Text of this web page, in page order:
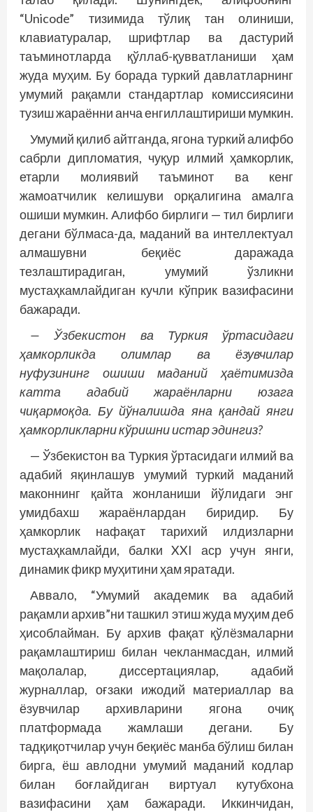
“Unicode” тизимида тўлиқ тан олиниши,
клавиатуралар, шрифтлар ва дастурий
таъминотларда қўллаб-қувватланиши ҳам
жуда муҳим. Бу борада туркий давлатларнинг
умумий рақамли стандартлар комиссиясини
тузиш жараённи анча енгиллаштириши мумкин.
Умумий қилиб айтганда, ягона туркий алифбо
сабрли дипломатия, чуқур илмий ҳамкорлик,
етарли молиявий таъминот ва кенг
жамоатчилик келишуви орқалигина амалга
ошиши мумкин. Алифбо бирлиги — тил бирлиги
дегани бўлмаса-да, маданий ва интеллектуал
алмашувни беқиёс даражада
тезлаштирадиган, умумий ўзликни
мустаҳкамлайдиган кучли кўприк вазифасини
бажаради.
— Ўзбекистон ва Туркия ўртасидаги
ҳамкорликда олимлар ва ёзувчилар
нуфузининг ошиши маданий ҳаётимизда
катта адабий жараёнларни юзага
чиқармоқда. Бу йўналишда яна қандай янги
ҳамкорликларни кўришни истар эдингиз?
— Ўзбекистон ва Туркия ўртасидаги илмий ва
адабий яқинлашув умумий туркий маданий
маконнинг қайта жонланиши йўлидаги энг
умидбахш жараёнлардан биридир. Бу
ҳамкорлик нафақат тарихий илдизларни
мустаҳкамлайди, балки XXI аср учун янги,
динамик фикр муҳитини ҳам яратади.
Аввало, “Умумий академик ва адабий
рақамли архив”ни ташкил этиш жуда муҳим деб
ҳисоблайман. Бу архив фақат қўлёзмаларни
рақамлаштириш билан чекланмасдан, илмий
мақолалар, диссертациялар, адабий
журналлар, оғзаки ижодий материаллар ва
ёзувчилар архивларини ягона очиқ
платформада жамлаши дегани. Бу
тадқиқотчилар учун беқиёс манба бўлиш билан
бирга, ёш авлодни умумий маданий кодлар
билан боғлайдиган виртуал кутубхона
вазифасини ҳам бажаради. Иккинчидан,